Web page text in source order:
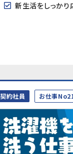
新生活をしっか
契約社員 お仕事